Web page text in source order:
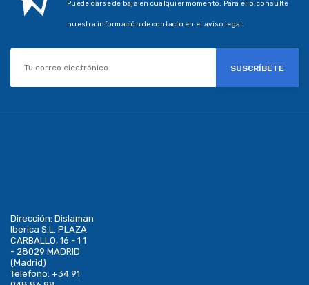
Puede darse de baja en cualquier momento. Para ello, consulte
nuestra información de contacto en el aviso legal.
SUSCRÍBETE
Dirección: Dislaman
Iberica S.L. PLAZA
CARBALLO, 16 - 1 1
- 28029 MADRID
(Madrid)
Teléfono: +34 91